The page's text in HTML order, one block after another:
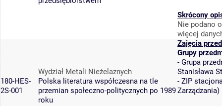
Skrócony
Nie podano
więcej
180-HES-
2S-001
Wydział Metali Nieżelaznych
Polska literatura współczesna na tle
przemian społeczno-politycznych po 1989
roku
Zajęcia
Grupy
- Grupa
Stanisława
- ZIP
Zarządzania)